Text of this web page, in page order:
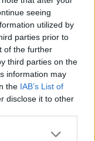
seeing
utilized by
parties prior to
of the further
third parties on the
information may
the IAB’s List of
disclose it to other
Próximo artigo
de Murça: Nuno